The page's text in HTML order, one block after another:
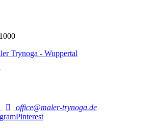
Trynoga - Wuppertal
office@maler-trynoga.de
Pinterest